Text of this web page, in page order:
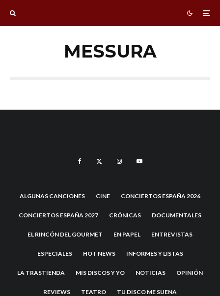
MESSURA
ALGUNAS CANCIONES CINE CONCIERTOS ESPAÑA 2026
CONCIERTOS ESPAÑA 2027 CRÓNICAS DOCUMENTALES
EL RINCÓN DEL GOURMET EN PAPEL ENTREVISTAS
ESPECIALES HOT NEWS INFORMES Y LISTAS
LA TRASTIENDA MIS DISCOS Y YO NOTICIAS OPINIÓN
REVIEWS TEATRO TU DISCO ME SUENA